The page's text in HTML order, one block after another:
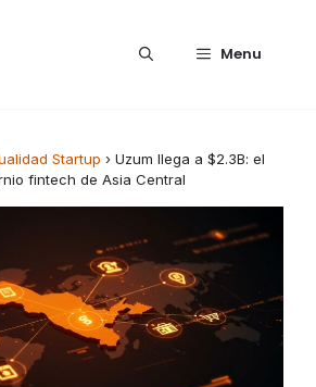
Menu
Startup › Uzum llega a $2.3B: el
fintech de Asia Central